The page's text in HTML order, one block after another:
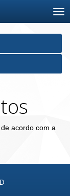
acordo com a